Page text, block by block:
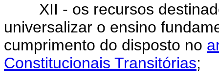
XII - os recursos
universalizar o ensino
cumprimento do disposto no
Constitucionais Transitórias;